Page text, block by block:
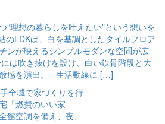
“理想の暮らしを叶えたい”という想いを
LDKは、白を基調としたタイルフロア
ンが映えるシンプルモダンな空間が広
は吹き抜けを設け、白い鉄骨階段と大
感を演出。 生活動線に […]